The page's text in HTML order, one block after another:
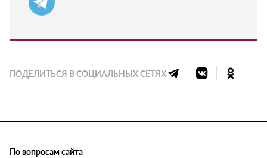
ПОДЕЛИТЬСЯ В СОЦИАЛЬНЫХ СЕТЯХ
По вопросам сайта